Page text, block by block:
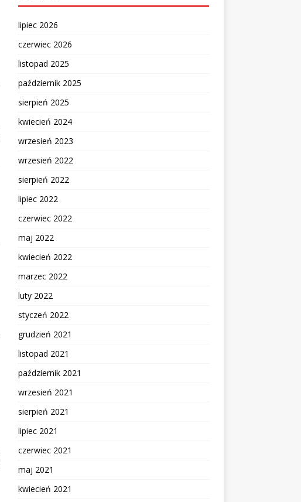
lipiec 2026
czerwiec 2026
listopad 2025
październik 2025
sierpień 2025
kwiecień 2024
wrzesień 2023
wrzesień 2022
sierpień 2022
lipiec 2022
czerwiec 2022
maj 2022
kwiecień 2022
marzec 2022
luty 2022
styczeń 2022
grudzień 2021
listopad 2021
październik 2021
wrzesień 2021
sierpień 2021
lipiec 2021
czerwiec 2021
maj 2021
kwiecień 2021